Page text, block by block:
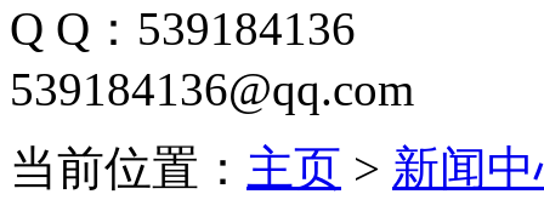
Q Q：539184136
539184136@qq.com
当前位置： 主页 > 新闻